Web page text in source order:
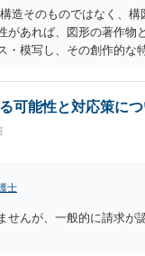
なレイアウトや配色、依
した部分には、通常、著
に具体的な画面構成の一
部分に限られ、ご相談者
限まで当然に生じるもの
も、見積書、メール、利
。また、単に制作を担当
リンクしたりする行為ま
真については、通常の
必要性、本人の特定可能
本人も掲載を拒否してい
ますが、自動的に肖像権
書、メール、チャット、
提供素材及びこれを含む
造そのものではなく、構
があれば、図形の著作物
・模写し、その創作的な
的使用には当たりませ
はなりません。自分の説
れていることなどが必要
中心的に掲載する場合、
ても、単に所々表現を変
上の事実を理解したうえ
ります。 安全にSNSで公
た部分は掲載せず、人体
を工夫して作図する方法
可能性と対応策に
士
せんが、一般的に請求が